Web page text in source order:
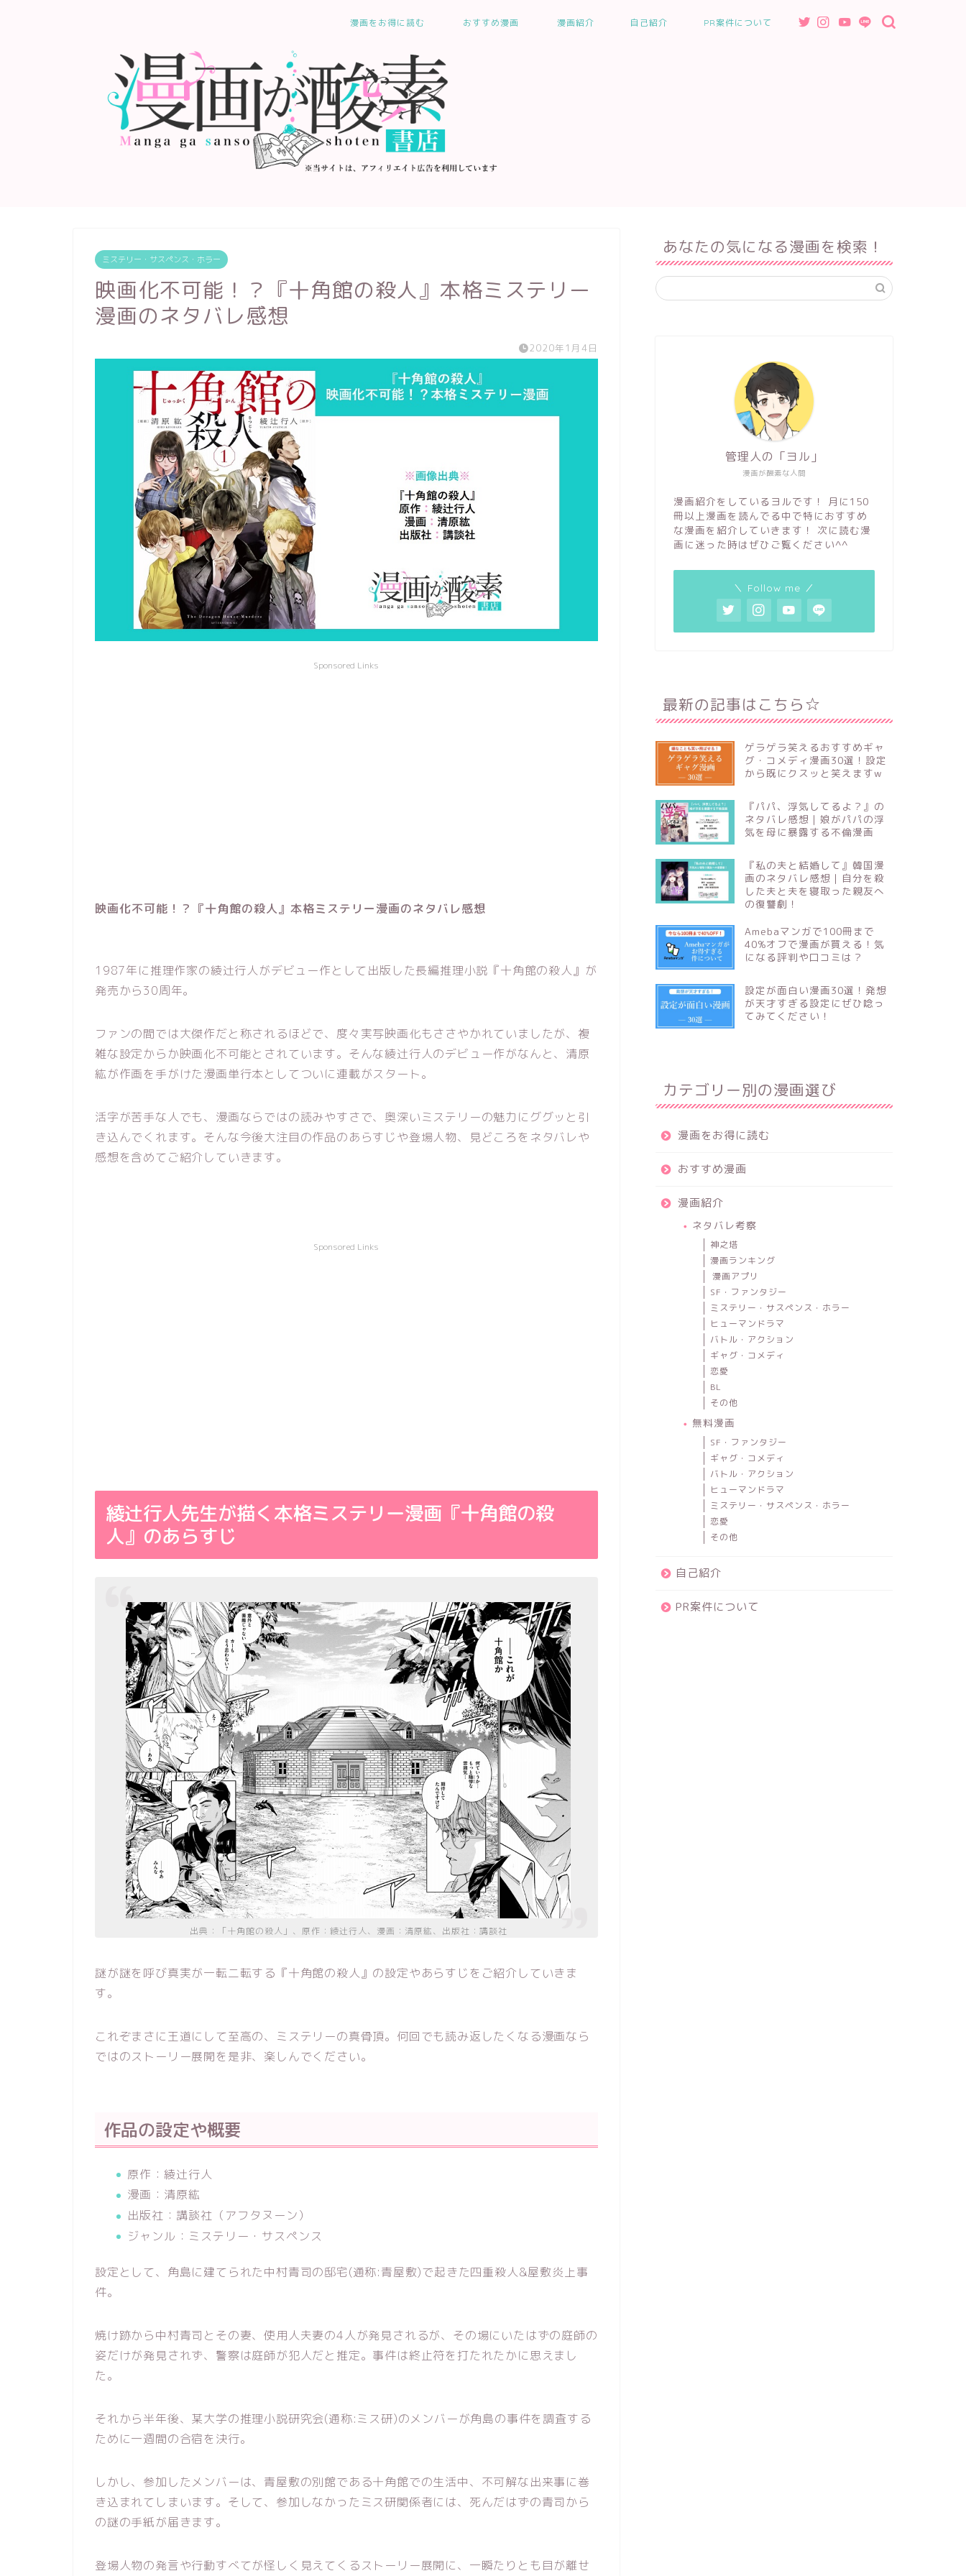
漫画をお得に読む おすすめ漫画 漫画紹介 自己紹介 PR案件について
ミステリー・サスペンス・ホラー
映画化不可能！？『十角館の殺人』本格ミステリー
漫画のネタバレ感想
2020年1月4日
Sponsored Links
映画化不可能！？『十角館の殺人』本格ミステリー漫画のネタバレ感想
1987年に推理作家の綾辻行人がデビュー作として出版した長編推理小説『十角館の殺人』が
発売から30周年。
ファンの間では大傑作だと称されるほどで、度々実写映画化もささやかれていましたが、複
雑な設定からか映画化不可能とされています。そんな綾辻行人のデビュー作がなんと、清原
紘が作画を手がけた漫画単行本としてついに連載がスタート。
活字が苦手な人でも、漫画ならではの読みやすさで、奥深いミステリーの魅力にググッと引
き込んでくれます。そんな今後大注目の作品のあらすじや登場人物、見どころをネタバレや
感想を含めてご紹介していきます。
Sponsored Links
綾辻行人先生が描く本格ミステリー漫画『十角館の殺
人』のあらすじ
出典：「十角館の殺人」、原作：綾辻行人、漫画：清原紘、出版社：講談社
謎が謎を呼び真実が一転二転する『十角館の殺人』の設定やあらすじをご紹介していきま
す。
これぞまさに王道にして至高の、ミステリーの真骨頂。何回でも読み返したくなる漫画なら
ではのストーリー展開を是非、楽しんでください。
作品の設定や概要
原作：綾辻行人
漫画：清原紘
出版社：講談社（アフタヌーン）
ジャンル：ミステリー・サスペンス
設定として、角島に建てられた中村青司の邸宅(通称:青屋敷)で起きた四重殺人&屋敷炎上事
件。
焼け跡から中村青司とその妻、使用人夫妻の4人が発見されるが、その場にいたはずの庭師の
姿だけが発見されず、警察は庭師が犯人だと推定。事件は終止符を打たれたかに思えまし
た。
それから半年後、某大学の推理小説研究会(通称:ミス研)のメンバーが角島の事件を調査する
ために一週間の合宿を決行。
しかし、参加したメンバーは、青屋敷の別館である十角館での生活中、不可解な出来事に巻
き込まれてしまいます。そして、参加しなかったミス研関係者には、死んだはずの青司から
の謎の手紙が届きます。
登場人物の発言や行動すべてが怪しく見えてくるストーリー展開に、一瞬たりとも目が離せ
あなたの気になる漫画を検索！
漫画が酸素な人間
管理人の「ヨル」
漫画紹介をしているヨルです！ 月に150
冊以上漫画を読んでる中で特におすすめ
な漫画を紹介していきます！ 次に読む漫
画に迷った時はぜひご覧ください^^
＼ Follow me ／
最新の記事はこちら☆
ゲラゲラ笑えるおすすめギャ
グ・コメディ漫画30選！設定
から既にクスッと笑えますw
『パパ、浮気してるよ？』の
ネタバレ感想｜娘がパパの浮
気を母に暴露する不倫漫画
『私の夫と結婚して』韓国漫
画のネタバレ感想｜自分を殺
した夫と夫を寝取った親友へ
の復讐劇！
Amebaマンガで100冊まで
40%オフで漫画が買える！気
になる評判や口コミは？
設定が面白い漫画30選！発想
が天才すぎる設定にぜひ唸っ
てみてください！
カテゴリー別の漫画選び
漫画をお得に読む
おすすめ漫画
漫画紹介
ネタバレ考察
神之塔
漫画ランキング
漫画アプリ
SF・ファンタジー
ミステリー・サスペンス・ホラー
ヒューマンドラマ
バトル・アクション
ギャグ・コメディ
恋愛
BL
その他
無料漫画
SF・ファンタジー
ギャグ・コメディ
バトル・アクション
ヒューマンドラマ
ミステリー・サスペンス・ホラー
恋愛
その他
自己紹介
PR案件について